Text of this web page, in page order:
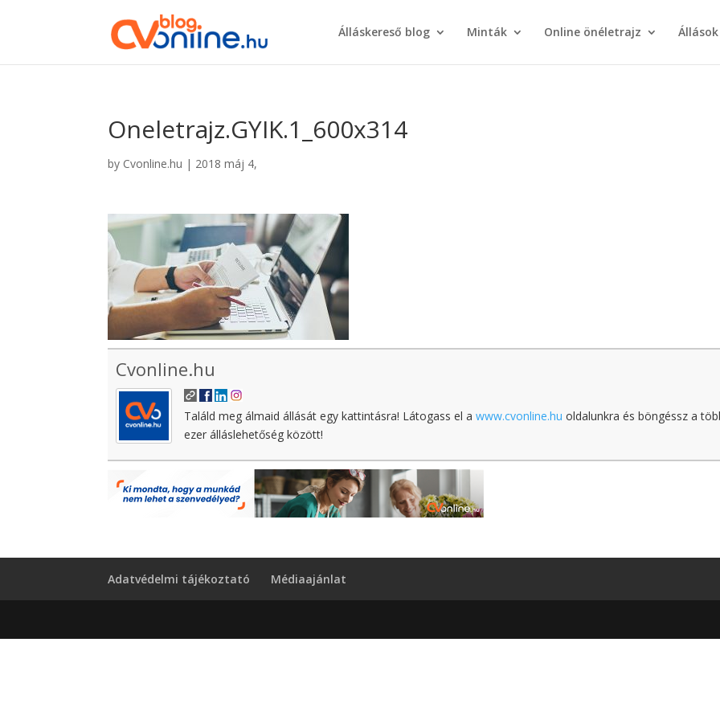
Álláskereső blog Minták Online önéletrajz Állások
Oneletrajz.GYIK.1_600x314
by Cvonline.hu | 2018 máj 4,
Cvonline.hu
Találd meg álmaid állását egy kattintásra! Látogass el awww.cvonline.hu oldalunkra és böngéssz a
ezer álláslehetőség között!
Adatvédelmi tájékoztató Médiaajánlat